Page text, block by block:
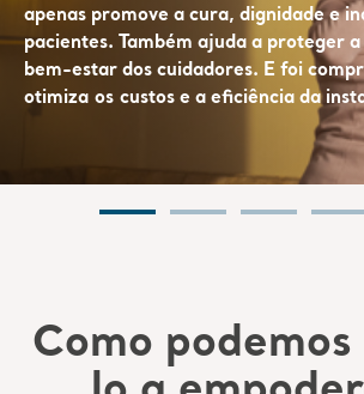
apenas promove a cura, dignidadee
pacientes. Também ajuda a proteger a
bem-estar dos cuidadores. E foi
otimiza os custos e a eficiência da
Como